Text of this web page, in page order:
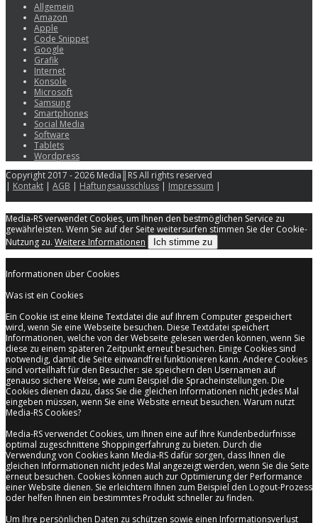
Allgemein
Amazon
Apple
Code Snippet
Google
Grafik
Internet
Konsole
Microsoft
Samsung
Smartphones
Social Media
Software
Tablets
Wordpress
Copyright 2017 - 2026 Media║RS All rights reserved
| Kontakt | AGB | Haftungsausschluss | Impressum |
Media-RS verwendet Cookies, um Ihnen den bestmöglichen Service zu
gewährleisten. Wenn Sie auf der Seite weitersurfen stimmen Sie der Cookie-
Nutzung zu. Weitere Informationen Ich stimme zu
Informationen über Cookies
Was ist ein Cookies
Ein Cookie ist eine kleine Textdatei die auf Ihrem Computer gespeichert
wird, wenn Sie eine Webseite besuchen. Diese Textdatei speichert
Informationen, welche von der Webseite gelesen werden können, wenn Sie
diese zu einem späteren Zeitpunkt erneut besuchen. Einige Cookies sind
notwendig, damit die Seite einwandfrei funktionieren kann. Andere Cookies
sind vorteilhaft für den Besucher: sie speichern den Usernamen auf
genauso sichere Weise, wie zum Beispiel die Spracheinstellungen. Die
Cookies dienen dazu, dass Sie die gleichen Informationen nicht jedes Mal
eingeben müssen, wenn Sie eine Website erneut besuchen. Warum nutzt
Media-RS Cookies?
Media-RS verwendet Cookies, um Ihnen eine auf Ihre Kundenbedürfnisse
optimal zugeschnittene Shoppingerfahrung zu bieten. Durch die
Verwendung von Cookies kann Media-RS dafür sorgen, dass Ihnen die
gleichen Informationen nicht jedes Mal angezeigt werden, wenn Sie die Seite
erneut besuchen. Cookies können auch zur Optimierung der Performance
einer Website dienen. Sie erleichtern Ihnen zum Beispiel den Logout-Prozess
oder helfen Ihnen ein bestimmtes Produkt schneller zu finden.
Um Ihre persönlichen Daten zu schützen sowie einen Informationsverlust